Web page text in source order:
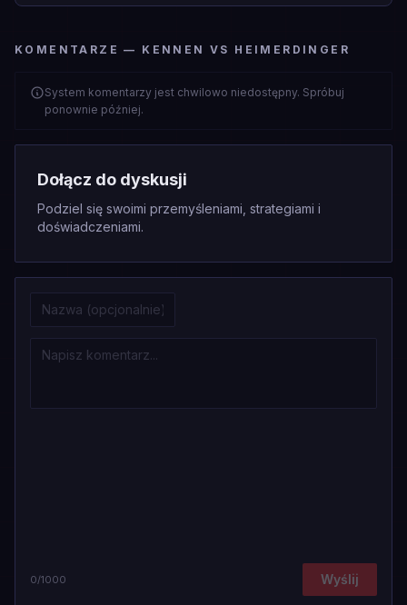
KOMENTARZE — KENNEN VS HEIMERDINGER
System komentarzy jest chwilowo niedostępny. Spróbuj
ponownie później.
Dołącz do dyskusji
Podziel się swoimi przemyśleniami, strategiami i
doświadczeniami.
0/1000 Wyślij